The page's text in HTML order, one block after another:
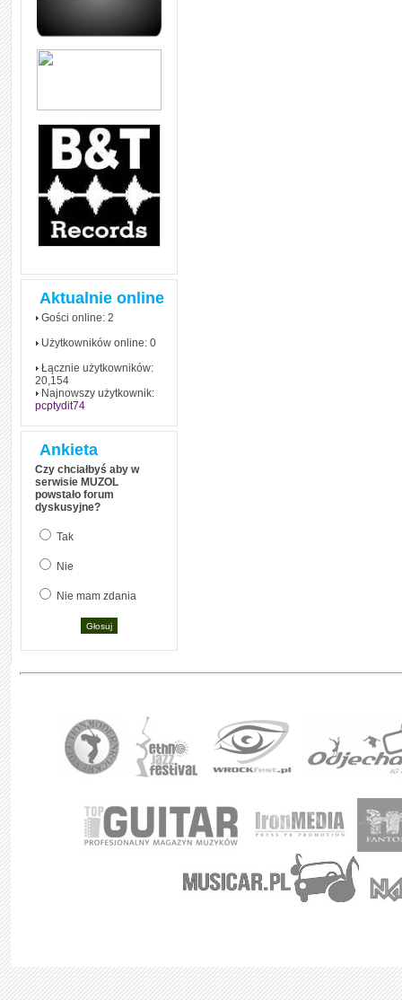
zrozumiale wytłumaczył, na
czym polega mowa zależna
(reported speech) w języku
angielskim
dłużej!
Aktualnie online
Gości online: 2
Użytkowników online: 0
Łącznie użytkowników:
20,154
Najnowszy użytkownik:
pcptydit74
Ankieta
Czy chciałbyś aby w
serwisie MUZOL
powstało forum
dyskusyjne?
Tak
Nie
Nie mam zdania